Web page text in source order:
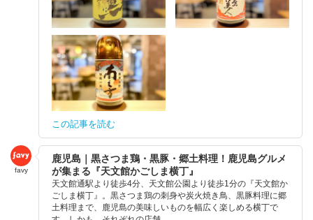
この記事を読む
favy
鹿児島｜黒さつま鶏・黒豚・郷土料理！鹿児島グルメ
が集まる『天文館かごしま横丁』
天文館通駅より徒歩4分、天文館公園より徒歩1分の『天文館か
ごしま横丁』。黒さつま鶏の刺身や炭火焼き鳥、黒豚料理に郷
土料理まで、鹿児島の美味しいものを幅広く楽しめる横丁で